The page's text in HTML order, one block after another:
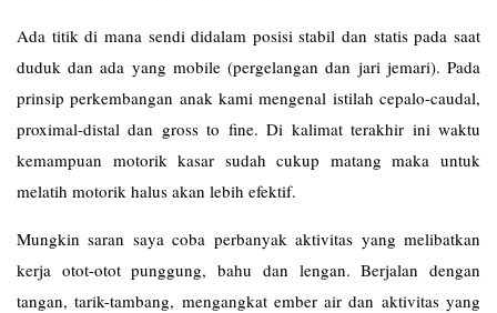
Ada titik di mana sendi didalam posisi stabil dan statis pada saat
duduk dan ada yang mobile (pergelangan dan jari jemari). Pada
prinsip perkembangan anak kami mengenal istilah cepalo-caudal,
proximal-distal dan gross to fine. Di kalimat terakhir ini waktu
kemampuan motorik kasar sudah cukup matang maka untuk
melatih motorik halus akan lebih efektif.
Mungkin saran saya coba perbanyak aktivitas yang melibatkan
kerja otot-otot punggung, bahu dan lengan. Berjalan dengan
tangan, tarik-tambang, mengangkat ember air dan aktivitas yang